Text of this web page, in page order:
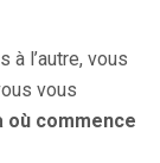
à l’autre, vous
vous
où commence